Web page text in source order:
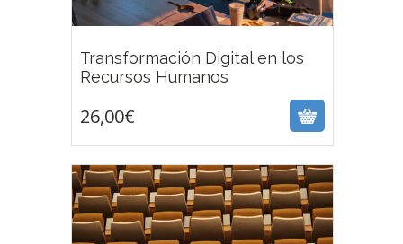
Transformación Digital en los
Recursos Humanos
26,00€
26,00€